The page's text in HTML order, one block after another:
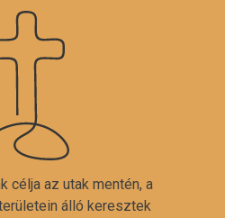
célja az utak mentén, a
álló keresztek